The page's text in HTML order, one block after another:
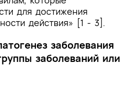
для достижения
действия» [1 - 3].
заболевания
заболеваний или